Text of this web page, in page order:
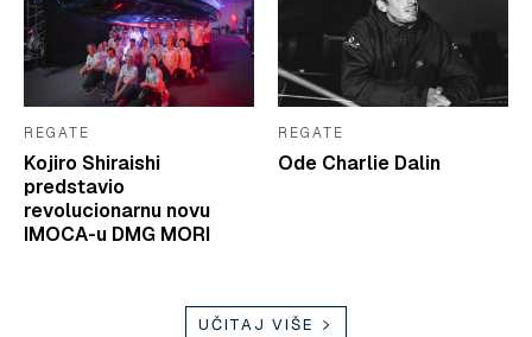
REGATE
Kojiro Shiraishi
predstavio
revolucionarnu novu
IMOCA-u DMG MORI
REGATE
Ode Charlie Dalin
UČITAJ VIŠE